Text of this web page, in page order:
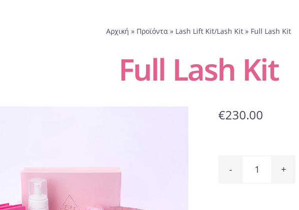
Αρχική » Προϊόντα» Lash Lift Kit/Lash Kit» Full Lash Kit
Full Lash Kit
€230.00
Full